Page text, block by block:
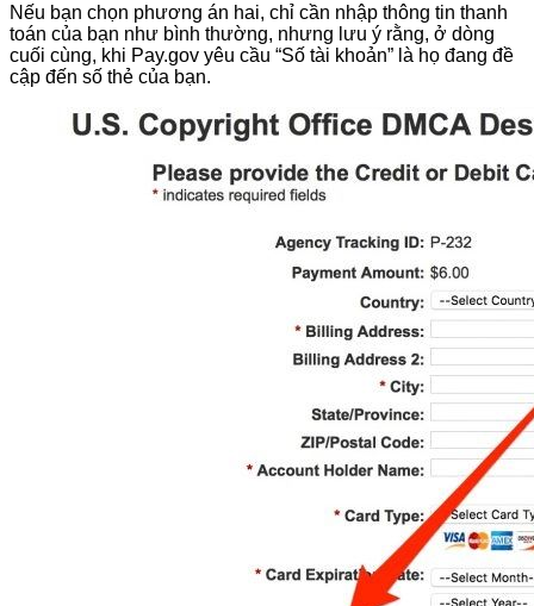
Nếu bạn chọn phương án hai, chỉ cần nhập thông tin thanh
toán của bạn như bình thường, nhưng lưu ý rằng, ở dòng
cuối cùng, khi Pay.gov yêu cầu “Số tài khoản” là họ đang đề
cập đến số thẻ của bạn.